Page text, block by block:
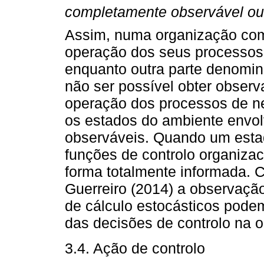
completamente observável ou
Assim, numa organização
operação dos seus
enquanto outra parte
não ser possível obter
operação dos processos de
os estados do ambiente
observáveis. Quando um
funções de controlo
forma totalmente informada.
Guerreiro (2014) a
de cálculo estocásticos
das decisões de controlo na
3.4. Ação de controlo